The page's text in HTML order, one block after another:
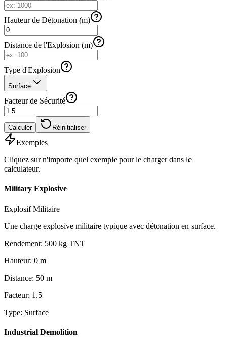
Hauteur de Détonation (m)
Distance de l'Explosion (m)
Type d'Explosion
Surface
Facteur de Sécurité
Calculer Réinitialiser
Exemples
Cliquez sur n'importe quel exemple pour le charger dans le
calculateur.
Military Explosive
Explosif Militaire
Une charge explosive militaire typique avec détonation en surface.
Rendement: 500 kg TNT
Hauteur: 0 m
Distance: 50 m
Facteur: 1.5
Type: Surface
Industrial Demolition